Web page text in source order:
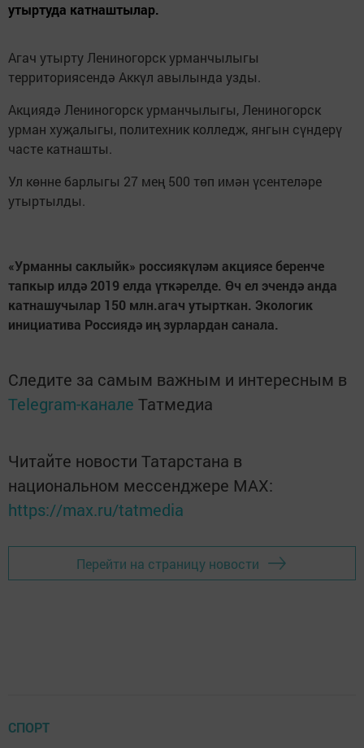
утыртуда катнаштылар.
Агач утырту Лениногорск урманчылыгы
территориясендә Аккүл авылында узды.
Акциядә Лениногорск урманчылыгы, Лениногорск
урман хуҗалыгы, политехник колледж, янгын сүндерү
часте катнашты.
Ул көнне барлыгы 27 мең 500 төп имән үсентеләре
утыртылды.
«Урманны саклыйк» россиякүләм акциясе беренче
тапкыр илдә 2019 елда үткәрелде. Өч ел эчендә анда
катнашучылар 150 млн.агач утырткан. Экологик
инициатива Россиядә иң зурлардан санала.
Следите за самым важным и интересным в
Telegram-канале Татмедиа
Читайте новости Татарстана в
национальном мессенджере MАХ:
https://max.ru/tatmedia
Перейти на страницу новости
СПОРТ